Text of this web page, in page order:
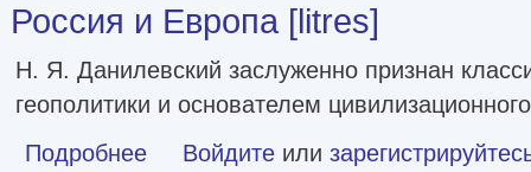
Россия и Европа [litres]
Н. Я. Данилевский заслуженно признан
геополитики и основателем
Подробнее о Россия и Европа [litres]
Войдите или